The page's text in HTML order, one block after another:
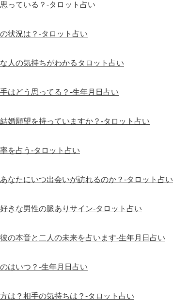
っている？-タロット占い
状況は？-タロット占い
人の気持ちがわかるタロット占い
はどう思ってる？-生年月日占い
婚願望を持っていますか？-タロット占い
を占う-タロット占い
なたにいつ出会いが訪れるのか？-タロット占い
きな男性の脈ありサイン-タロット占い
の本音と二人の未来を占います-生年月日占い
はいつ？-生年月日占い
は？相手の気持ちは？-タロット占い